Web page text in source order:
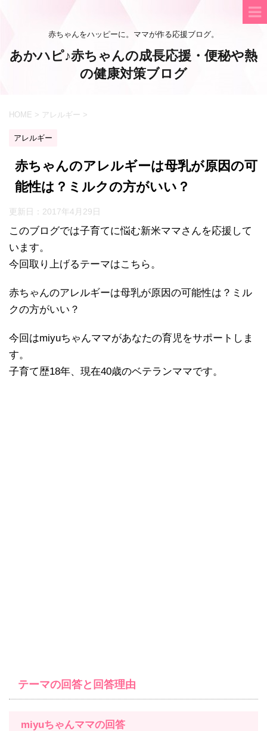
赤ちゃんをハッピーに。ママが作る応援ブログ。
あかハピ♪赤ちゃんの成長応援・便秘や熱
の健康対策ブログ
HOME > アレルギー >
アレルギー
赤ちゃんのアレルギーは母乳が原因の可
能性は？ミルクの方がいい？
更新日： 2017年4月29日
このブログでは子育てに悩む新米ママさんを応援して
います。
今回取り上げるテーマはこちら。
赤ちゃんのアレルギーは母乳が原因の可能性は？ミル
クの方がいい？
今回はmiyuちゃんママがあなたの育児をサポートしま
す。
子育て歴18年、現在40歳のベテランママです。
テーマの回答と回答理由
miyuちゃんママの回答